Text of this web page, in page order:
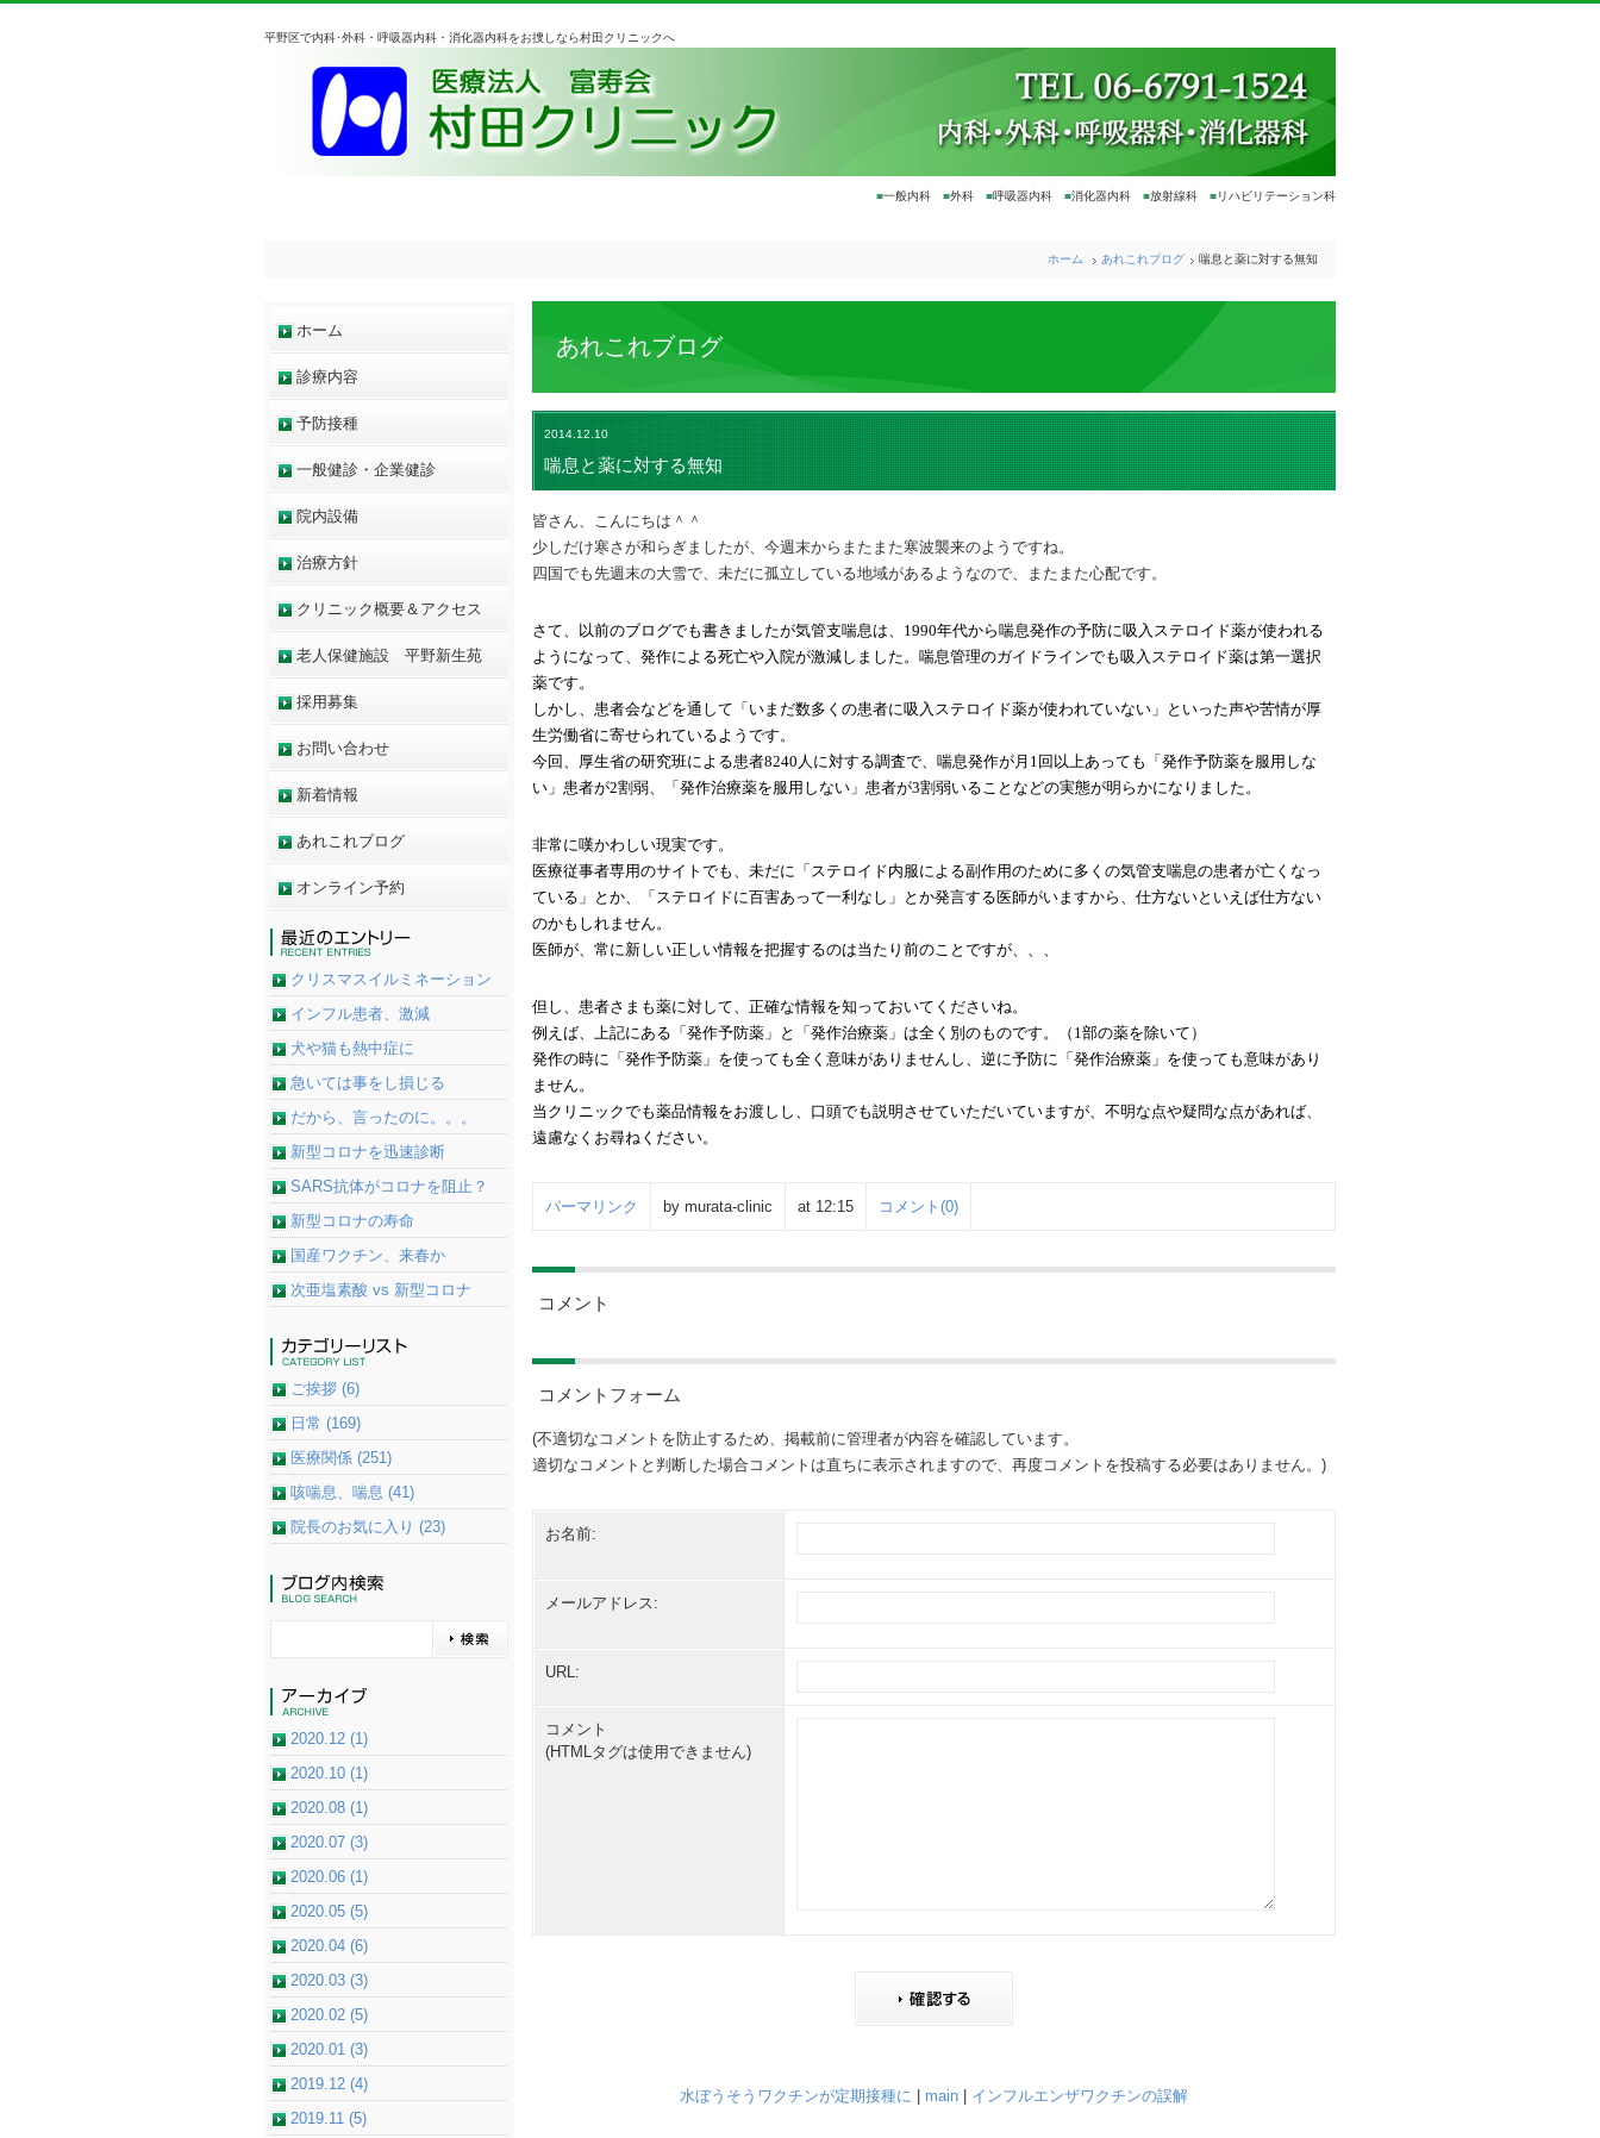
平野区で内科･外科・呼吸器内科・消化器内科をお捜しなら村田クリニックへ
■一般内科 ■外科 ■呼吸器内科 ■消化器内科 ■放射線科 ■リハビリテーション科
ホーム あれこれブログ 喘息と薬に対する無知
あれこれブログ
2014.12.10
喘息と薬に対する無知
皆さん、こんにちは＾＾
少しだけ寒さが和らぎましたが、今週末からまたまた寒波襲来のようですね。
四国でも先週末の大雪で、未だに孤立している地域があるようなので、またまた心配です。
さて、以前のブログでも書きましたが気管支喘息は、 1990年代から喘息発作の予防に吸入ステロイド薬が使われる
ようになって、発作による死亡や入院が激減しました。喘息管理のガイドラインでも吸入ステロイド薬は第一選択
薬です。
しかし、患者会などを通して「いまだ数多くの患者に吸入ステロイド薬が使われていない」といった声や苦情が厚
生労働省に寄せられているようです。
今回、厚生省の研究班による患者8240人に対する調査で、喘息発作が月1回以上あっても「発作予防薬を服用しな
い」患者が2割弱、「発作治療薬を服用しない」患者が3割弱いることなどの実態が明らかになりました。
非常に嘆かわしい現実です。
医療従事者専用のサイトでも、未だに「ステロイド内服による副作用のために多くの気管支喘息の患者が亡くなっ
ている」とか、「ステロイドに百害あって一利なし」とか発言する医師がいますから、仕方ないといえば仕方ない
のかもしれません。
医師が、常に新しい正しい情報を把握するのは当たり前のことですが、、、
但し、患者さまも薬に対して、正確な情報を知っておいてくださいね。
例えば、上記にある「発作予防薬」と「発作治療薬」は全く別のものです。（ 1部の薬を除いて）
発作の時に「発作予防薬」を使っても全く意味がありませんし、逆に予防に「発作治療薬」を使っても意味があり
ません。
当クリニックでも薬品情報をお渡しし、口頭でも説明させていただいていますが、不明な点や疑問な点があれば、
遠慮なくお尋ねください。
パーマリンク by murata-clinic at 12:15 コメント(0)
コメント
コメントフォーム
(不適切なコメントを防止するため、掲載前に管理者が内容を確認しています。
適切なコメントと判断した場合コメントは直ちに表示されますので、再度コメントを投稿する必要はありません。)
お名前:
メールアドレス:
URL:
コメント
(HTMLタグは使用できません)
水ぼうそうワクチンが定期接種に main インフルエンザワクチンの誤解
ホーム
診療内容
予防接種
一般健診・企業健診
院内設備
治療方針
クリニック概要＆アクセス
老人保健施設 平野新生苑
採用募集
お問い合わせ
新着情報
あれこれブログ
オンライン予約
クリスマスイルミネーション
インフル患者、激減
犬や猫も熱中症に
急いては事をし損じる
だから、言ったのに。。。
新型コロナを迅速診断
SARS抗体がコロナを阻止？
新型コロナの寿命
国産ワクチン、来春か
次亜塩素酸 vs 新型コロナ
ご挨拶 (6)
日常 (169)
医療関係 (251)
咳喘息、喘息 (41)
院長のお気に入り (23)
2020.12 (1)
2020.10 (1)
2020.08 (1)
2020.07 (3)
2020.06 (1)
2020.05 (5)
2020.04 (6)
2020.03 (3)
2020.02 (5)
2020.01 (3)
2019.12 (4)
2019.11 (5)